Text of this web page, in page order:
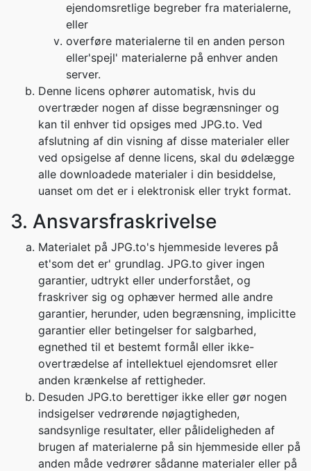
ejendomsretlige begreber fra materialerne,
eller
overføre materialerne til en anden person
eller'spejl' materialerne på enhver anden
server.
Denne licens ophører automatisk, hvis du
overtræder nogen af disse begrænsninger og
kan til enhver tid opsiges med JPG.to. Ved
afslutning af din visning af disse materialer eller
ved opsigelse af denne licens, skal du ødelægge
alle downloadede materialer i din besiddelse,
uanset om det er i elektronisk eller trykt format.
3. Ansvarsfraskrivelse
Materialet på JPG.to's hjemmeside leveres på
et'som det er' grundlag. JPG.to giver ingen
garantier, udtrykt eller underforstået, og
fraskriver sig og ophæver hermed alle andre
garantier, herunder, uden begrænsning, implicitte
garantier eller betingelser for salgbarhed,
egnethed til et bestemt formål eller ikke-
overtrædelse af intellektuel ejendomsret eller
anden krænkelse af rettigheder.
Desuden JPG.to berettiger ikke eller gør nogen
indsigelser vedrørende nøjagtigheden,
sandsynlige resultater, eller pålideligheden af
brugen af materialerne på sin hjemmeside eller på
anden måde vedrører sådanne materialer eller på